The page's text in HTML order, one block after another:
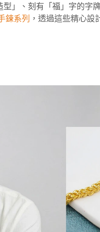
」、刻有「福」字的字
鍊系列 ，透過這些精心